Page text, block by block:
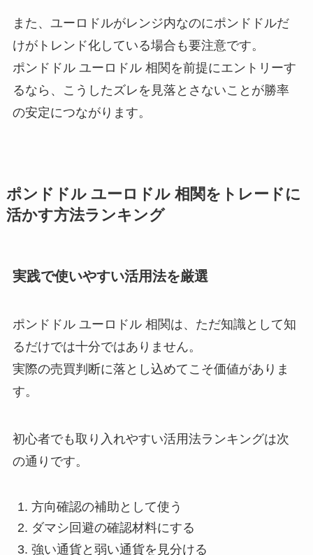
また、ユーロドルがレンジ内なのにポンドドルだ
けがトレンド化している場合も要注意です。
ポンドドル ユーロドル 相関を前提にエントリーす
るなら、こうしたズレを見落とさないことが勝率
の安定につながります。
ポンドドル ユーロドル 相関をトレードに
活かす方法ランキング
実践で使いやすい活用法を厳選
ポンドドル ユーロドル 相関は、ただ知識として知
るだけでは十分ではありません。
実際の売買判断に落とし込めてこそ価値がありま
す。
初心者でも取り入れやすい活用法ランキングは次
の通りです。
方向確認の補助として使う
ダマシ回避の確認材料にする
強い通貨と弱い通貨を見分ける